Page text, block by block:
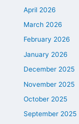
April 2026
March 2026
February 2026
January 2026
December 2025
November 2025
October 2025
September 2025